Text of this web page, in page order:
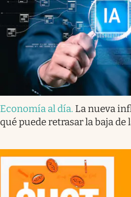
Economía al día. La nueva
qué puede retrasar la baja de